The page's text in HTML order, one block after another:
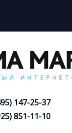
147-25-37
851-11-10